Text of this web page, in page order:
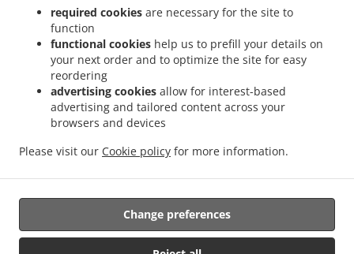
required cookies are necessary for the site to
function
functional cookies help us to prefill your details on
your next order and to optimize the site for easy
reordering
advertising cookies allow for interest-based
advertising and tailored content across your
browsers and devices
Please visit our Cookie policy for more information.
Change preferences
的Sicilian食物送餐 Luerenzweiler
内的Sicilian食物送餐 Helmdange . 内的Sicilian食物送
餐 Kehlen Bridel . 内的Sicilian食物送餐 Kehlen Brameschhaff
Kehlen
内的Sicilian食物送餐 Contern . 内的Sicilian食物送餐 Alzingen . 内的Sicilian食物
送餐 Findel Hamm
. 内的Sicilian食物送餐 Findel
内的Sicilian食物送餐 Roeser
Kockelscheuer
内的Sicilian食物送餐 Roeser Gasperich
内的Sicilian食物送餐 Roeser
内的Sicilian食物送餐 Roeser Bivange . 内的Sicilian食物送餐 Roeser Fentange
内的Sicilian食物送餐 Roeser . 内的Sicilian食物送餐 Sandweiler Findel
送餐 Sandweiler Hamm
内的Sicilian食物送餐 Sandweiler
内的Sicilian食物送餐